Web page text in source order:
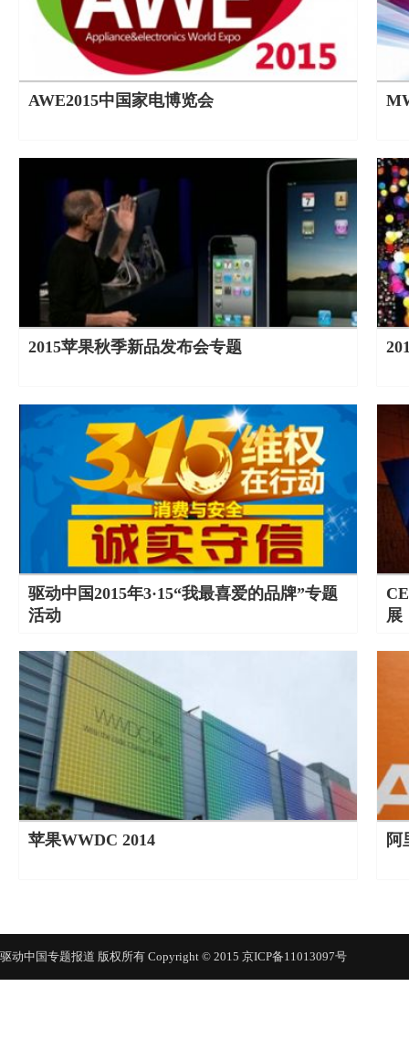
AWE2015中国家电博览会
2015苹果秋季新品发布会专题
驱动中国2015年3·15“我最喜爱的品牌”专题
活动
展
苹果WWDC 2014 阿
驱动中国专题报道 版权所有 Copyright © 2015 京ICP备11013097号